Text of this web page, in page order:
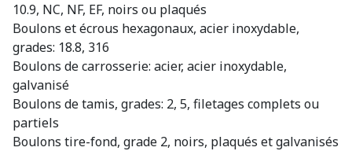
10.9, NC, NF, EF, noirs ou plaqués
Boulons et écrous hexagonaux, acier inoxydable,
grades: 18.8, 316
Boulons de carrosserie: acier, acier inoxydable,
galvanisé
Boulons de tamis, grades: 2, 5, filetages complets ou
partiels
Boulons tire-fond, grade 2, noirs, plaqués et galvanisés